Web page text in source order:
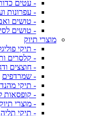
- עטים
- עפרונות
- טושים
- טושים
מוצרי תיוק
- תיקי
- קלסרים
- חוצצים
- שמרדפים
- תיקי
- קופסאות
- מוצרי
- תיקי תליה